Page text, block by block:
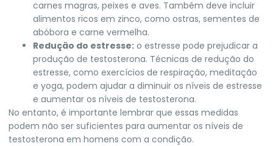
carnes magras, peixes e aves. Também deve incluir
alimentos ricos em zinco, como ostras, sementes de
abóbora e carne vermelha.
Redução do estresse: o estresse pode prejudicar a
produção de testosterona. Técnicas de redução do
estresse, como exercícios de respiração, meditação
e yoga, podem ajudar a diminuir os níveis de estresse
e aumentar os níveis de testosterona.
No entanto, é importante lembrar que essas medidas
podem não ser suficientes para aumentar os níveis de
testosterona em homens com a condição.